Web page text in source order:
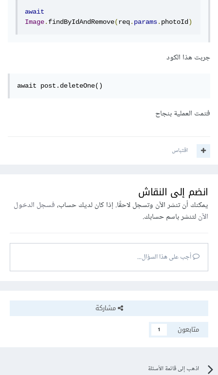
await
Image.findByIdAndRemove(req.params.photoId)
جربت هذا الكود
await post.deleteOne()
فتمت العملية بنجاح
اقتباس
انضم إلى النقاش
يمكنك أن تنشر الآن وتسجل لاحقًا. إذا كان لديك حساب،فسجل الدخول
الآنلتنشر باسم حسابك.
أجب على هذا السؤال...
مشاركة
متابعون
1
اذهب إلى قائمة الأسئلة